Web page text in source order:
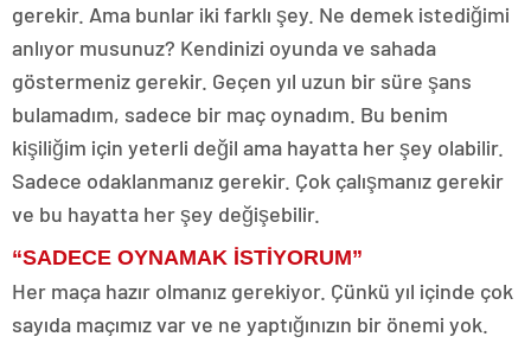
gerekir. Ama bunlar iki farklı şey. Ne demek istediğimi
anlıyor musunuz? Kendinizi oyunda ve sahada
göstermeniz gerekir. Geçen yıl uzun bir süre şans
bulamadım, sadece bir maç oynadım. Bu benim
kişiliğim için yeterli değil ama hayatta her şey olabilir.
Sadece odaklanmanız gerekir. Çok çalışmanız gerekir
ve bu hayatta her şey değişebilir.
“SADECE OYNAMAK İSTİYORUM”
Her maça hazır olmanız gerekiyor. Çünkü yıl içinde çok
sayıda maçımız var ve ne yaptığınızın bir önemi yok.